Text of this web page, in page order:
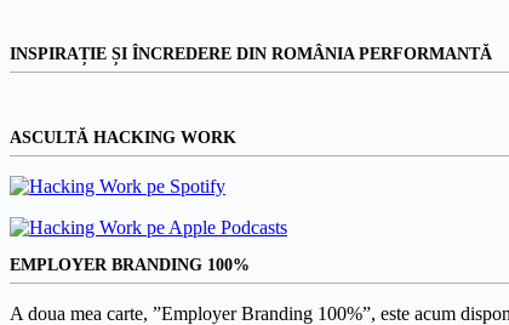
INSPIRAȚIE ȘI ÎNCREDERE DIN ROMÂNIA PERFORMANTĂ
ASCULTĂ HACKING WORK
EMPLOYER BRANDING 100%
A doua mea carte, ”Employer Branding 100%”, este acum